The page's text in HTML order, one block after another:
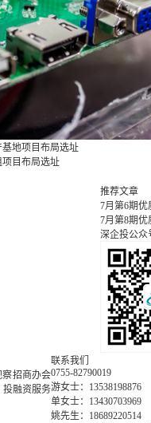
地项目布局选址
目布局选址
推荐文章
7月第6期
7月第8期
深企投公众
察招商办会
投融资服务
联系我们
0755-82790019
游女士：13538198876
单女士：13430703969
姚先生：18689220514